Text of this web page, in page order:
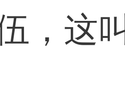
，这